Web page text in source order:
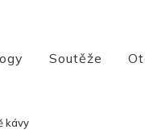
Soutěže
kávy